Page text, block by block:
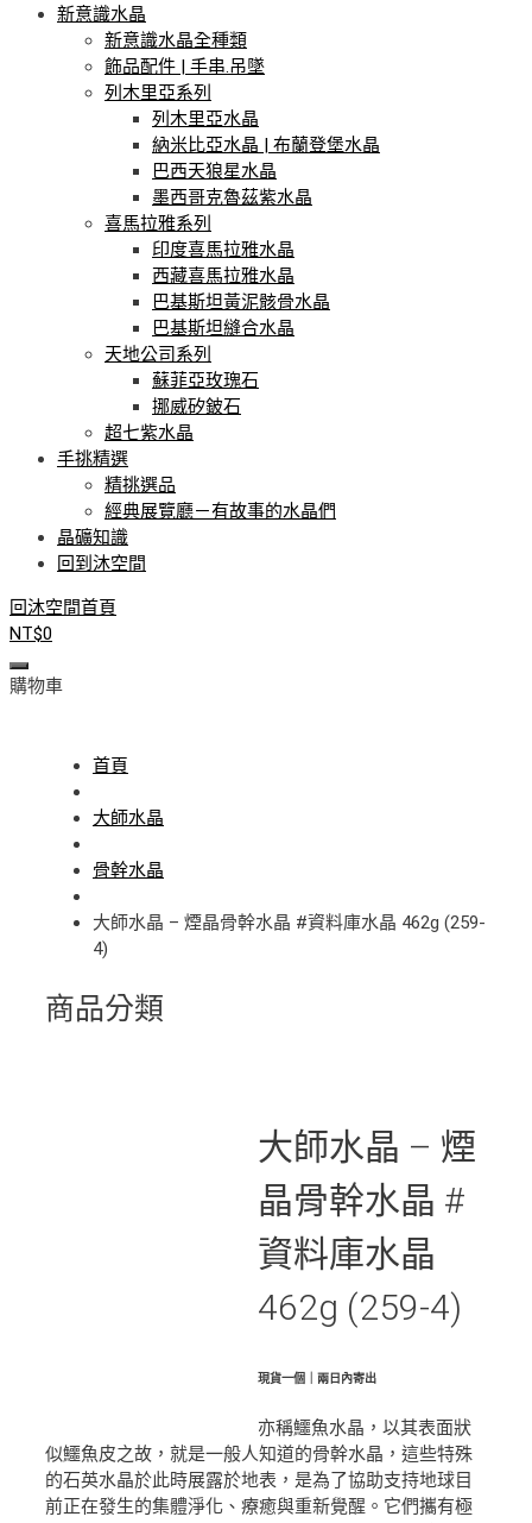
新意識水晶
新意識水晶全種類
飾品配件 | 手串.吊墜
列木里亞系列
列木里亞水晶
納米比亞水晶 | 布蘭登堡水晶
巴西天狼星水晶
墨西哥克魯茲紫水晶
喜馬拉雅系列
印度喜馬拉雅水晶
西藏喜馬拉雅水晶
巴基斯坦黃泥骸骨水晶
巴基斯坦縫合水晶
天地公司系列
蘇菲亞玫瑰石
挪威矽鈹石
超七紫水晶
手挑精選
精挑選品
經典展覽廳－有故事的水晶們
晶礦知識
回到沐空間
回沐空間首頁
NT$0
購物車
首頁
大師水晶
骨幹水晶
大師水晶 – 煙晶骨幹水晶 #資料庫水晶 462g (259-
4)
商品分類
大師水晶 – 煙
晶骨幹水晶 #
資料庫水晶
462g (259-4)
現貨一個｜兩日內寄出
亦稱鱷魚水晶，以其表面狀
似鱷魚皮之故，就是一般人知道的骨幹水晶，這些特殊
的石英水晶於此時展露於地表，是為了協助支持地球目
前正在發生的集體淨化、療癒與重新覺醒。它們攜有極